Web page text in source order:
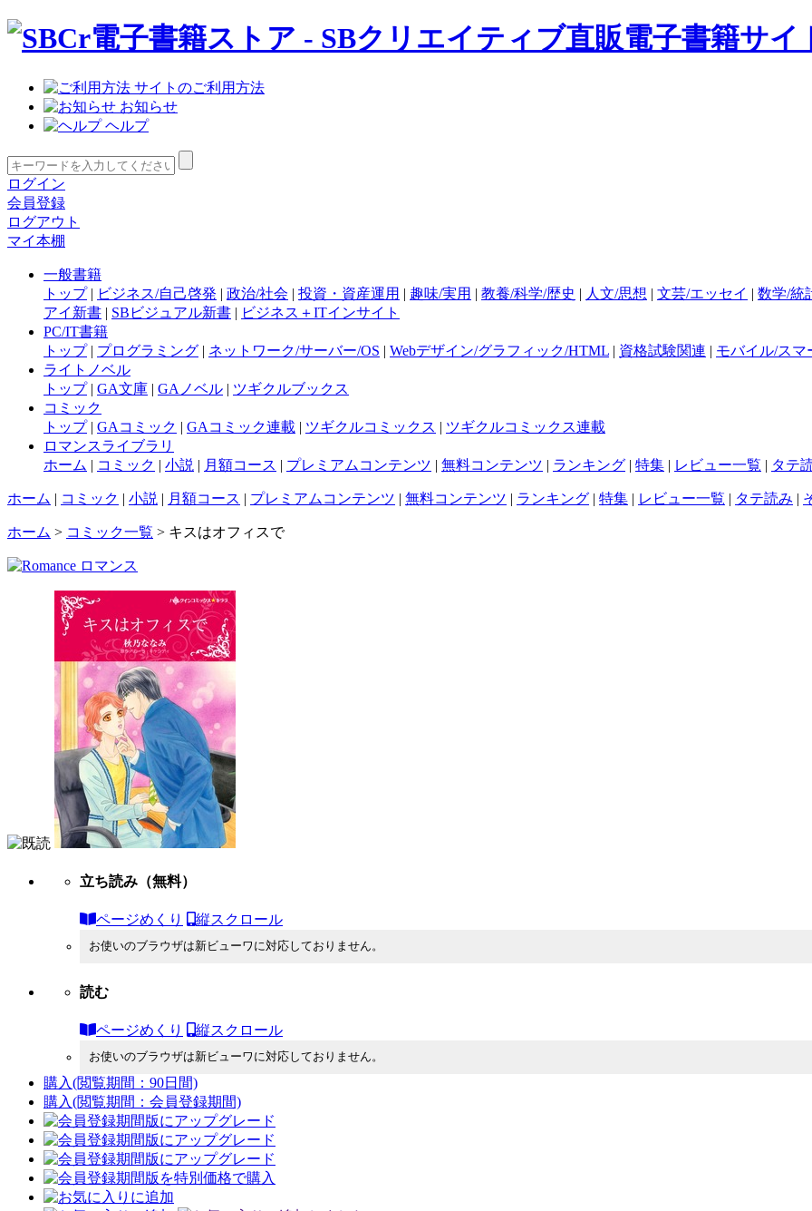
サイトのご利用方法
お知らせ
ヘルプ
ログイン
会員登録
ログアウト
マイ本棚
一般書籍
トップ| ビジネス/自己啓発 | 政治/社会 | 投資・資産運用 | 趣味/実用 | 教養/科学/歴史 | 人文/思想 | 文芸/エッセイ | 数学/統
アイ新書 | SBビジュアル新書 | ビジネス＋ITインサイト
PC/IT書籍
トップ| プログラミング | ネットワーク/サーバー/OS | Webデザイン/グラフィック/HTML | 資格試験関連 | モバイル/スマ
ライトノベル
トップ| GA文庫 | GAノベル | ツギクルブックス
コミック
トップ| GAコミック | GAコミック連載 | ツギクルコミックス | ツギクルコミックス連載
ロマンスライブラリ
ホーム | コミック | 小説 | 月額コース | プレミアムコンテンツ | 無料コンテンツ | ランキング | 特集 | レビュー一覧 | タテ
ホーム | コミック | 小説 | 月額コース | プレミアムコンテンツ | 無料コンテンツ | ランキング | 特集 | レビュー一覧 | タテ読み |
ホーム > コミック一覧 > キスはオフィスで
立ち読み （無料）
ページめくり 縦スクロール
お使いのブラウザは新ビューワに対応しておりません。
読む
ページめくり 縦スクロール
お使いのブラウザは新ビューワに対応しておりません。
購入(閲覧期間：90日間)
購入(閲覧期間：会員登録期間)